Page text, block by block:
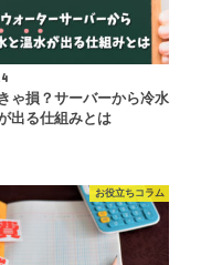
ゃ損？サーバーから冷水
出る仕組みとは
お役立ちコラム